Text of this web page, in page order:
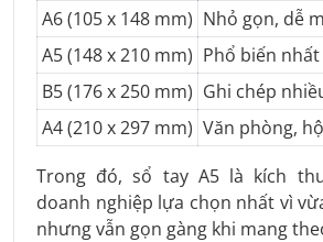
A6 (105 x 148 mm) Nhỏ gọn, dễ
A5 (148 x 210 mm) Phổ biến nhất
B5 (176 x 250 mm) Ghi chép
A4 (210 x 297 mm) Văn phòng,
Trong đó, sổ tay A5 là kích
doanh nghiệp lựa chọn nhất vì
nhưng vẫn gọn gàng khi mang